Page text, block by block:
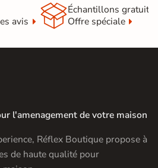
avis
Échantillons gratuit
Offre spéciale
l'amenagement de votre maison
Réflex Boutique propose à
de haute qualité pour